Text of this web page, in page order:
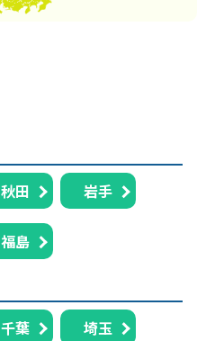
秋田 岩手
福島
千葉 埼玉